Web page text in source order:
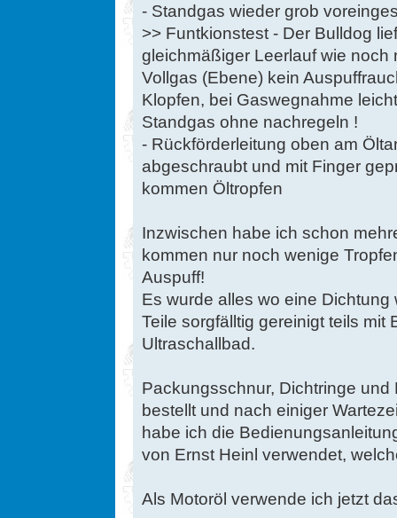
- Standgas wieder grob
>> Funtkionstest - Der Bulldog
gleichmäßiger Leerlauf wie noch
Vollgas (Ebene) kein
Klopfen, bei Gaswegnahme
Standgas ohne nachregeln !
- Rückförderleitung oben am
abgeschraubt und mit Finger
kommen Öltropfen
Inzwischen habe ich schon
kommen nur noch wenige
Auspuff!
Es wurde alles wo eine
Teile sorgfälltig gereinigt teils mit
Ultraschallbad.
Packungsschnur, Dichtringe
bestellt und nach einiger
habe ich die
von Ernst Heinl verwendet,
Als Motoröl verwende ich jetzt